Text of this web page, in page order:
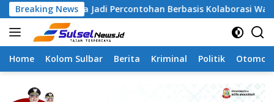
Skip
to
content
Breaking News
Jadi Percontohan Berbasis Kolaborasi Warga
Home Kolom Sulbar Berita Kriminal Politik